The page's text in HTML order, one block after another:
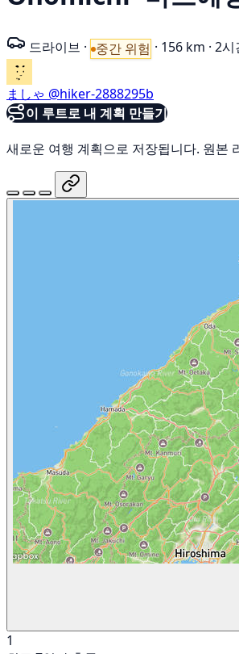
드라이브 · 중간 위험 · 156 km · 2시
ましゃ @hiker-2888295b
이 루트로 내 계획 만들기
새로운 여행 계획으로 저장됩니다. 원본
1